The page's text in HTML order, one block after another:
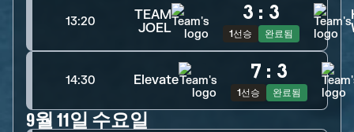
13:20
TEAM
JOEL
3 : 3
1선승 완료됨
14:30 Elevate 7 : 3
1선승 완료됨
9월 11일 수요일